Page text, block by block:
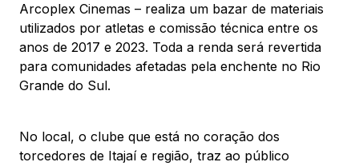
Vitrine virtual
Arcoplex Cinemas – realiza um bazar de materiais
utilizados por atletas e comissão técnica entre os
anos de 2017 e 2023. Toda a renda será revertida
para comunidades afetadas pela enchente no Rio
Grande do Sul.
No local, o clube que está no coração dos
torcedores de Itajaí e região, traz ao público